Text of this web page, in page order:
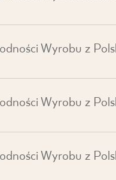
Wyrobu z
Wyrobu z
Wyrobu z